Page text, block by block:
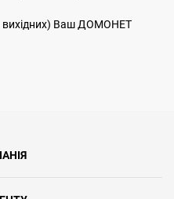
вихідних) Ваш ДОМОНЕТ